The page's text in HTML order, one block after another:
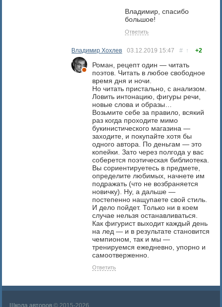
Владимир, спасибо
большое!
Ответить
Владимир Хохлев 03.12.2019 15:47 # ↑ +2
Роман, рецепт один — читать
поэтов. Читать в любое свободное
время дня и ночи.
Но читать пристально, с анализом.
Ловить интонацию, фигуры речи,
новые слова и образы…
Возьмите себе за правило, всякий
раз когда проходите мимо
букинистического магазина —
заходите, и покупайте хотя бы
одного автора. По деньгам — это
копейки. Зато через полгода у вас
соберется поэтическая библиотека.
Вы сориентируетесь в предмете,
определите любимых, начнете им
подражать (что не возбраняется
новичку). Ну, а дальше —
постепенно нащупаете свой стиль.
И дело пойдет. Только ни в коем
случае нельзя останавливаться.
Как фигурист выходит каждый день
на лед — и в результате становится
чемпионом, так и мы —
тренируемся ежедневно, упорно и
самоотверженно.
Ответить
Школа авторов © 2015-2026